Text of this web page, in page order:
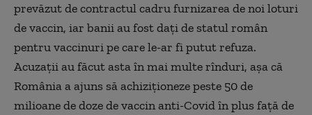
prevăzut de contractul cadru furnizarea de noi loturi
de vaccin, iar banii au fost dați de statul român
pentru vaccinuri pe care le-ar fi putut refuza.
Acuzații au făcut asta în mai multe rînduri, așa că
România a ajuns să achiziționeze peste 50 de
milioane de doze de vaccin anti-Covid în plus față de